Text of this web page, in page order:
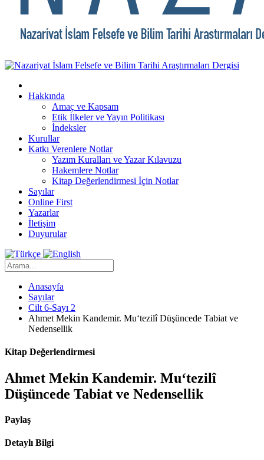
Hakkında
Amaç ve Kapsam
Etik İlkeler ve Yayın Politikası
İndeksler
Kurullar
Katkı Verenlere Notlar
Yazım Kuralları ve Yazar Kılavuzu
Hakemlere Notlar
Kitap Değerlendirmesi İçin Notlar
Sayılar
Online First
Yazarlar
İletişim
Duyurular
Anasayfa
Sayılar
Cilt 6-Sayı 2
Ahmet Mekin Kandemir. Mu‘tezilî Düşüncede Tabiat ve
Nedensellik
Kitap Değerlendirmesi
Ahmet Mekin Kandemir. Mu‘tezilî
Düşüncede Tabiat ve Nedensellik
Paylaş
Detaylı Bilgi